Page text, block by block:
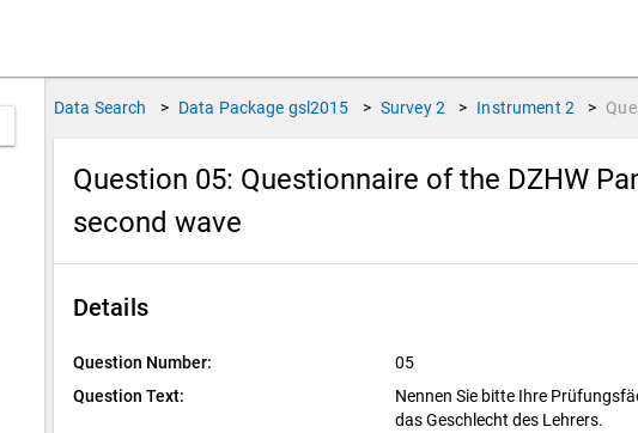
Data Search > Data Package gsl2015 > Survey 2 > Instrument 2 >
Question 05: Questionnaire of the DZHW
second wave
Details
Question Number:
05
Question Text:
Nennen Sie bitte Ihre
das Geschlecht des Lehrers.